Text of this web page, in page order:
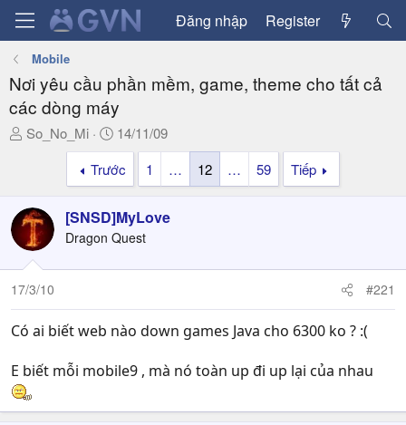
Đăng nhập Register
Mobile
Nơi yêu cầu phần mềm, game, theme cho tất cả
các dòng máy
T
a
d
s
t
a
t
e
So_No_Mi
N
g
à
y
g
ử
i
14/11/09
Trước
1 … 12 … 59 Tiếp
[SNSD]MyLove
Dragon Quest
17/3/10 #221
Có ai biết web nào down games Java cho 6300 ko ? :(
E biết mỗi mobile9 , mà nó toàn up đi up lại của nhau